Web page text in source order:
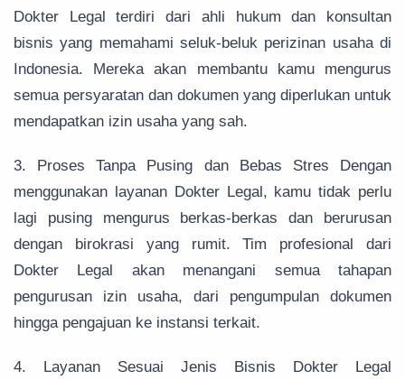
Dokter Legal terdiri dari ahli hukum dan konsultan
bisnis yang memahami seluk-beluk perizinan usaha di
Indonesia. Mereka akan membantu kamu mengurus
semua persyaratan dan dokumen yang diperlukan untuk
mendapatkan izin usaha yang sah.
3. Proses Tanpa Pusing dan Bebas Stres Dengan
menggunakan layanan Dokter Legal, kamu tidak perlu
lagi pusing mengurus berkas-berkas dan berurusan
dengan birokrasi yang rumit. Tim profesional dari
Dokter Legal akan menangani semua tahapan
pengurusan izin usaha, dari pengumpulan dokumen
hingga pengajuan ke instansi terkait.
4. Layanan Sesuai Jenis Bisnis Dokter Legal